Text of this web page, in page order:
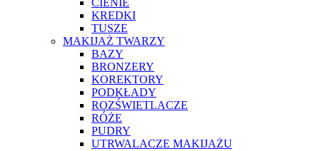
KREDKI
TUSZE
MAKIJAŻ TWARZY
BAZY
BRONZERY
KOREKTORY
PODKŁADY
ROZŚWIETLACZE
RÓŻE
PUDRY
UTRWALACZE MAKIJAŻU